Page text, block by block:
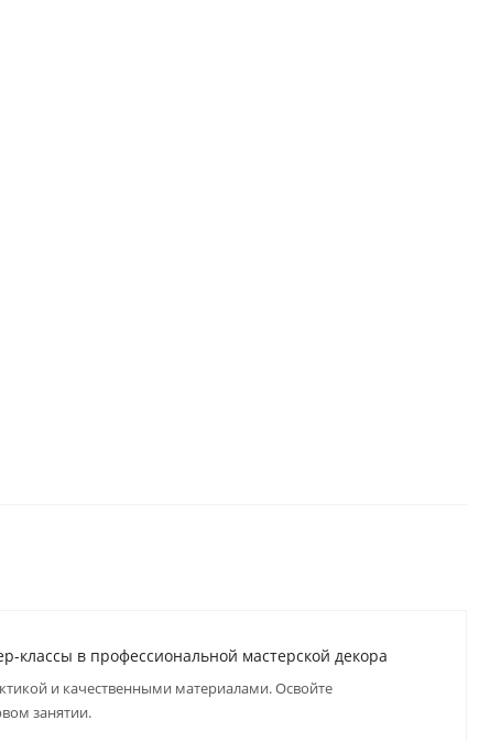
классы в профессиональной мастерской декора
и качественными материалами. Освойте
занятии.